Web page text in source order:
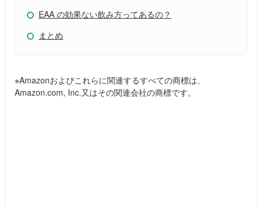
EAA の効果ない飲み方ってあるの？
まとめ
※Amazonおよびこれらに関連するすべての商標は、
Amazon.com, Inc.又はその関連会社の商標です。